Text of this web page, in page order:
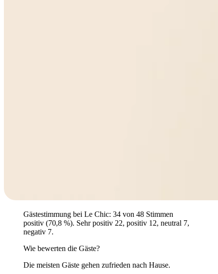
Gästestimmung bei Le Chic: 34 von 48 Stimmen
positiv (70,8 %). Sehr positiv 22, positiv 12, neutral 7,
negativ 7.
Wie bewerten die Gäste?
Die meisten Gäste gehen zufrieden nach Hause.